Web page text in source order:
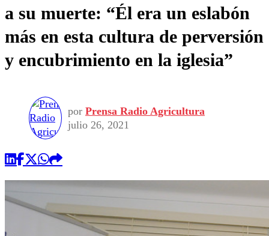
a su muerte: “Él era un eslabón
más en esta cultura de perversión
y encubrimiento en la iglesia”
por Prensa Radio Agricultura
julio 26, 2021